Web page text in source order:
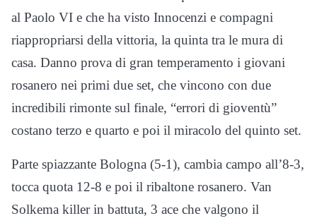
al Paolo VI e che ha visto Innocenzi e compagni
riappropriarsi della vittoria, la quinta tra le mura di
casa. Danno prova di gran temperamento i giovani
rosanero nei primi due set, che vincono con due
incredibili rimonte sul finale, “errori di gioventù”
costano terzo e quarto e poi il miracolo del quinto set.
Parte spiazzante Bologna (5-1), cambia campo all’8-3,
tocca quota 12-8 e poi il ribaltone rosanero. Van
Solkema killer in battuta, 3 ace che valgono il